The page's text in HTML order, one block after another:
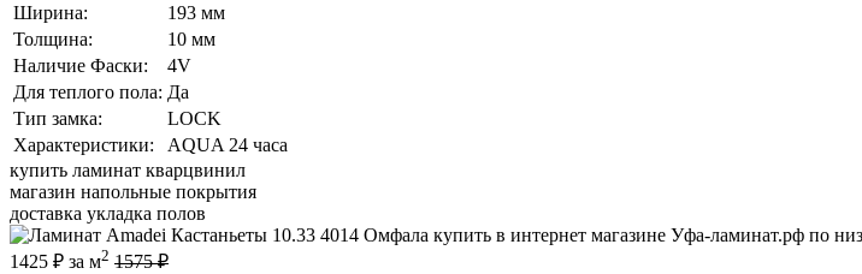
Ширина:
193 мм
Толщина:
10 мм
Наличие Фаски:
4V
Для теплого пола: Да
Тип замка:
LOCK
Характеристики:
AQUA 24 часа
купить ламинат кварцвинил
магазин напольные покрытия
доставка укладка полов
1425 ₽ за м2 1575 ₽